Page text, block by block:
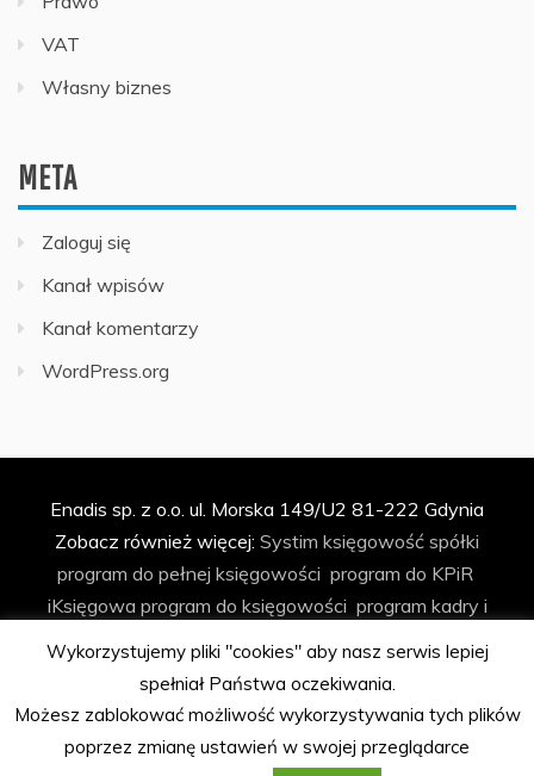
VAT
Własny biznes
META
Zaloguj się
Kanał wpisów
Kanał komentarzy
WordPress.org
Enadis sp. z o.o. ul. Morska 149/U2 81-222 Gdynia
Zobacz również więcej: Systim księgowość spółki
program do pełnej księgowości program do KPiR
iKsięgowa program do księgowości program kadry i
księgowość spółki z o.o.
biuro rachunkowe
biura rachunkowego
automatyzacja księgowości
program Podatkowa Książka Przychodów i Rozchodów
program kadrowo-płacowy
Wykorzystujemy pliki "cookies" aby nasz serwis lepiej
spełniał Państwa oczekiwania.
Możesz zablokować możliwość wykorzystywania tych plików
poprzez zmianę ustawień w swojej przeglądarce